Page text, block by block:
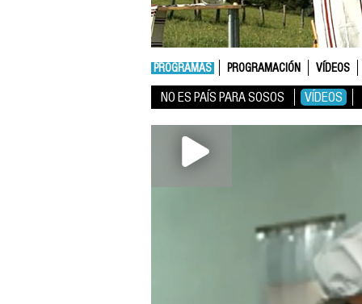
PROGRAMAS PROGRAMACIÓN VÍDEOS
NO ES PAÍS PARA SOSOS VÍDEOS